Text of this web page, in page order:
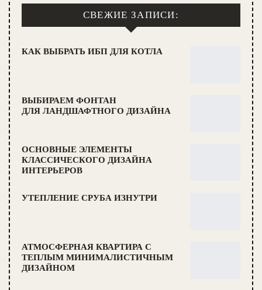
СВЕЖИЕ ЗАПИСИ:
КАК ВЫБРАТЬ ИБП ДЛЯ КОТЛА
ВЫБИРАЕМ ФОНТАН
ДЛЯ ЛАНДШАФТНОГО ДИЗАЙНА
ОСНОВНЫЕ ЭЛЕМЕНТЫ
КЛАССИЧЕСКОГО ДИЗАЙНА
ИНТЕРЬЕРОВ
УТЕПЛЕНИЕ СРУБА ИЗНУТРИ
АТМОСФЕРНАЯ КВАРТИРА С
ТЕПЛЫМ МИНИМАЛИСТИЧНЫМ
ДИЗАЙНОМ